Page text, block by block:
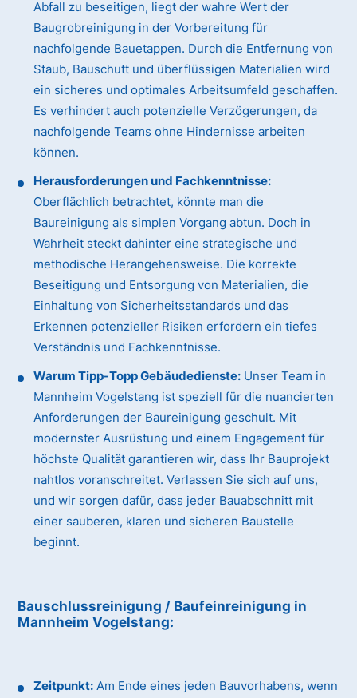
Abfall zu beseitigen, liegt der wahre Wert der
Baugrobreinigung in der Vorbereitung für
nachfolgende Bauetappen. Durch die Entfernung von
Staub, Bauschutt und überflüssigen Materialien wird
ein sicheres und optimales Arbeitsumfeld geschaffen.
Es verhindert auch potenzielle Verzögerungen, da
nachfolgende Teams ohne Hindernisse arbeiten
können.
Herausforderungen und Fachkenntnisse:
Oberflächlich betrachtet, könnte man die
Baureinigung als simplen Vorgang abtun. Doch in
Wahrheit steckt dahinter eine strategische und
methodische Herangehensweise. Die korrekte
Beseitigung und Entsorgung von Materialien, die
Einhaltung von Sicherheitsstandards und das
Erkennen potenzieller Risiken erfordern ein tiefes
Verständnis und Fachkenntnisse.
Warum Tipp-Topp Gebäudedienste: Unser Team in
Mannheim Vogelstang ist speziell für die nuancierten
Anforderungen der Baureinigung geschult. Mit
modernster Ausrüstung und einem Engagement für
höchste Qualität garantieren wir, dass Ihr Bauprojekt
nahtlos voranschreitet. Verlassen Sie sich auf uns,
und wir sorgen dafür, dass jeder Bauabschnitt mit
einer sauberen, klaren und sicheren Baustelle
beginnt.
Bauschlussreinigung / Baufeinreinigung in
Mannheim Vogelstang:
Zeitpunkt: Am Ende eines jeden Bauvorhabens, wenn